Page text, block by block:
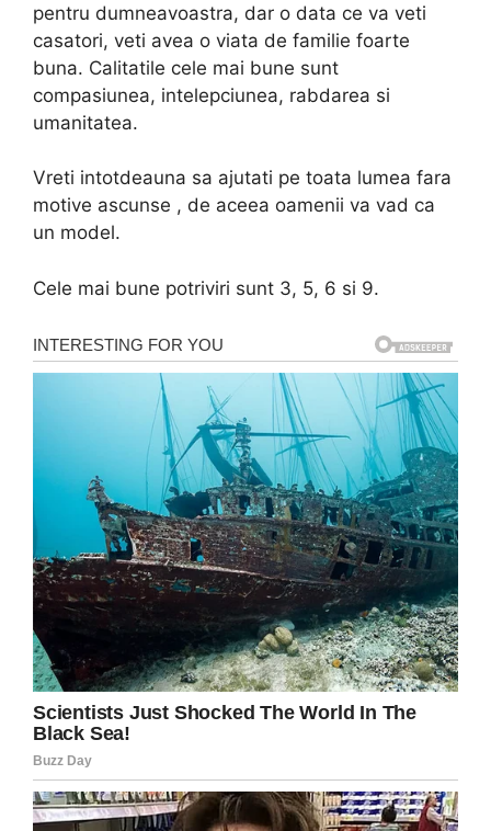
pentru dumneavoastra, dar o data ce va veti
casatori, veti avea o viata de familie foarte
buna. Calitatile cele mai bune sunt
compasiunea, intelepciunea, rabdarea si
umanitatea.
Vreti intotdeauna sa ajutati pe toata lumea fara
motive ascunse , de aceea oamenii va vad ca
un model.
Cele mai bune potriviri sunt 3, 5, 6 si 9.